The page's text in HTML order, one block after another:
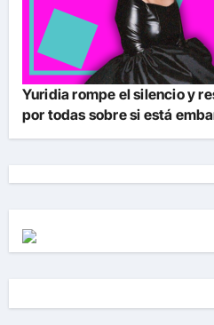
Yuridia rompe el silencio y
por todas sobre si está